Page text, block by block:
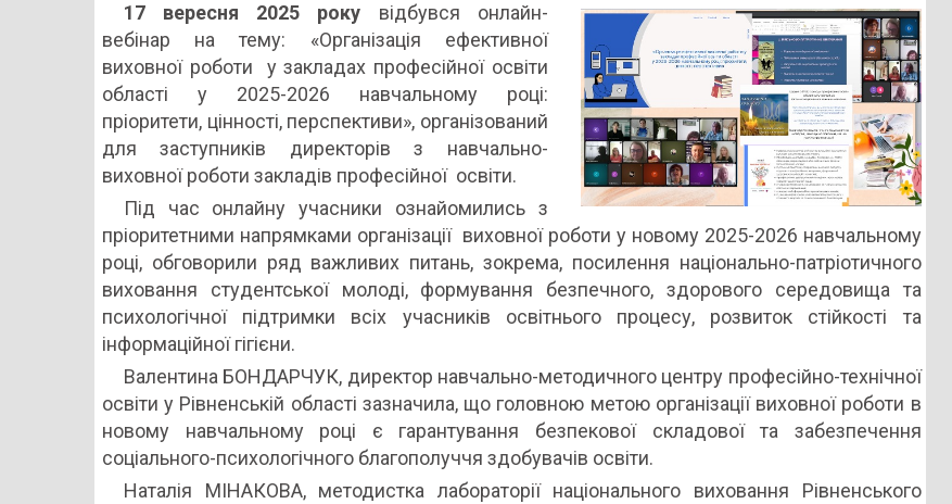
робота:
пріоритети,
цінності,
перспективи
17 вересня 2025 року відбувся онлайн-
вебінар на тему: «Організація ефективної
виховної роботи у закладах професійної освіти
області у 2025-2026 навчальному році:
пріоритети, цінності, перспективи», організований
для заступників директорів з навчально-
виховної роботи закладів професійної освіти.
Під час онлайну учасники ознайомились з
пріоритетними напрямками організації виховної роботи у новому 2025-2026 навчальному
році, обговорили ряд важливих питань, зокрема, посилення національно-патріотичного
виховання студентської молоді, формування безпечного, здорового середовища та
психологічної підтримки всіх учасників освітнього процесу, розвиток стійкості та
інформаційної гігієни.
Валентина БОНДАРЧУК, директор навчально-методичного центру професійно-технічної
освіти у Рівненській області зазначила, що головною метою організації виховної роботи в
новому навчальному році є гарантування безпекової складової та забезпечення
соціального-психологічного благополуччя здобувачів освіти.
Наталія МІНАКОВА, методистка лабораторії національного виховання Рівненського